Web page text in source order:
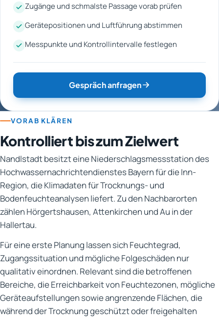
Zugänge und schmalste Passage vorab prüfen
Gerätepositionen und Luftführung abstimmen
Messpunkte und Kontrollintervalle festlegen
Gespräch anfragen
VORAB KLÄREN
Kontrolliert bis zum Zielwert
Nandlstadt besitzt eine Niederschlagsmessstation des
Hochwassernachrichtendienstes Bayern für die Inn-
Region, die Klimadaten für Trocknungs- und
Bodenfeuchteanalysen liefert. Zu den Nachbarorten
zählen Hörgertshausen, Attenkirchen und Au in der
Hallertau.
Für eine erste Planung lassen sich Feuchtegrad,
Zugangssituation und mögliche Folgeschäden nur
qualitativ einordnen. Relevant sind die betroffenen
Bereiche, die Erreichbarkeit von Feuchtezonen, mögliche
Geräteaufstellungen sowie angrenzende Flächen, die
während der Trocknung geschützt oder freigehalten